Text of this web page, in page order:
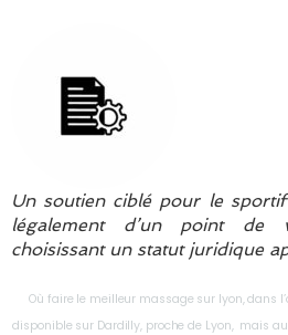
Un soutien ciblé pour le
légalement d’un point de
choisissant un statut juridique
Où faire le meilleur massage sur lyon, dans
disponible sur Dardilly, proche de Lyon, mais